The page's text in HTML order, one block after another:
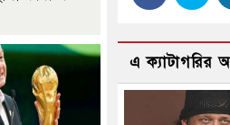
এ ক্যাটাগরির